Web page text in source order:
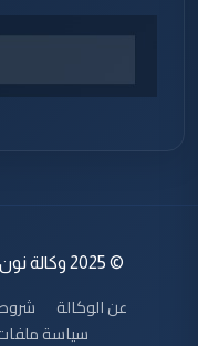
© 2025 وكالة نون الخبرية. جميع الحقوق محفوظة.
عن الوكالة
سياسة ملفات